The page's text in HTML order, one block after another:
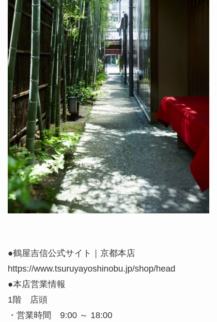
●鶴屋吉信公式サイト｜京都本店
https://www.tsuruyayoshinobu.jp/shop/head
●本店営業情報
1階 店頭
・営業時間 9:00 ～ 18:00